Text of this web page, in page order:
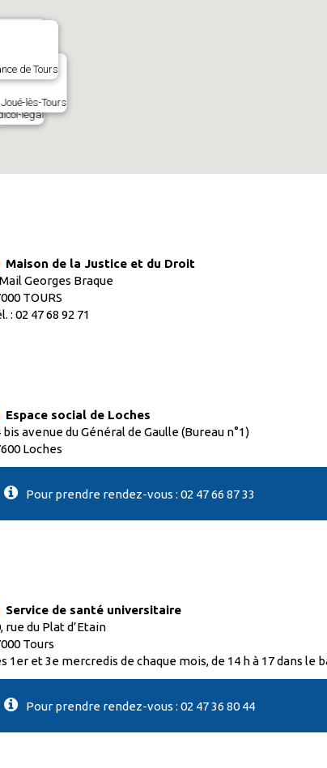
légal
de Tours
lès-Tours
de Tours
Maison de la Justice et du Droit
Georges Braque
TOURS
: 02 47 68 92 71
Espace social de Loches
bis avenue du Général de Gaulle (Bureau n°1)
Loches
Pour prendre rendez-vous : 02 47 66 87 33
Service de santé universitaire
rue du Plat d’Etain
Tours
1er et 3e mercredis de chaque mois, de 14 h à 17 dans le
Pour prendre rendez-vous : 02 47 36 80 44